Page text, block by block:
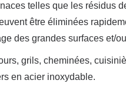
telles que les résidus
être éliminées
des grandes surfaces et/
grils, cheminées,
en acier inoxydable.